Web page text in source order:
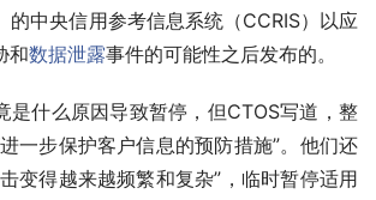
的中央信用参考信息系统（CCRIS）以应
和数据泄露事件的可能性之后发布的。
是什么原因导致暂停，但CTOS写道，整
一步保护客户信息的预防措施”。他们还
变得越来越频繁和复杂”，临时暂停适用